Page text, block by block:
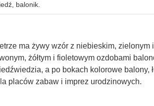
balonik.
ma żywy wzór z niebieskim,
żółtym i fioletowym ozdobami
a po bokach kolorowe balony,
placów zabaw i imprez urodzinowych.